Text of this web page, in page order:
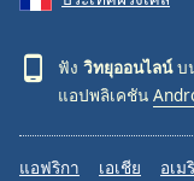
ฟัง วิทยุออนไลน์บ
แอปพลิเคชัน
แอฟริกา เอเชีย อเม